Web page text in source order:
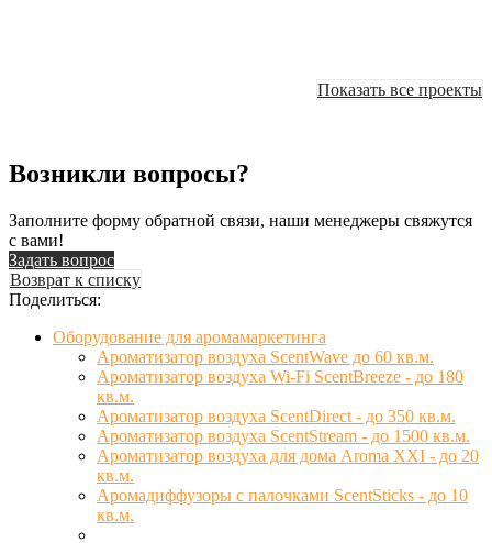
Показать все проекты
Возникли вопросы?
Заполните форму обратной связи, наши менеджеры свяжутся
с вами!
Задать вопрос
Возврат к списку
Поделиться:
Оборудование для аромамаркетинга
Ароматизатор воздуха ScentWave до 60 кв.м.
Ароматизатор воздуха Wi-Fi ScentBreeze - до 180
кв.м.
Ароматизатор воздуха ScentDirect - до 350 кв.м.
Ароматизатор воздуха ScentStream - до 1500 кв.м.
Ароматизатор воздуха для дома Aroma XXI - до 20
кв.м.
Аромадиффузоры с палочками ScentSticks - до 10
кв.м.